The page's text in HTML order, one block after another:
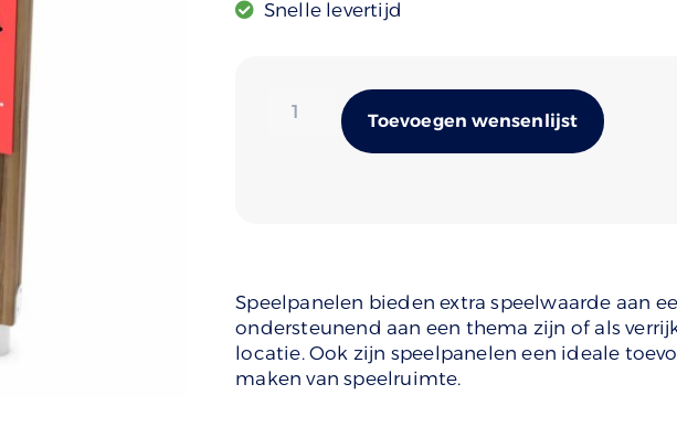
Snelle levertijd
Toevoegen wensenlijst
Speelpanelen bieden extra speelwaarde aan
ondersteunend aan een thema zijn of als
locatie. Ook zijn speelpanelen een ideale
maken van speelruimte.